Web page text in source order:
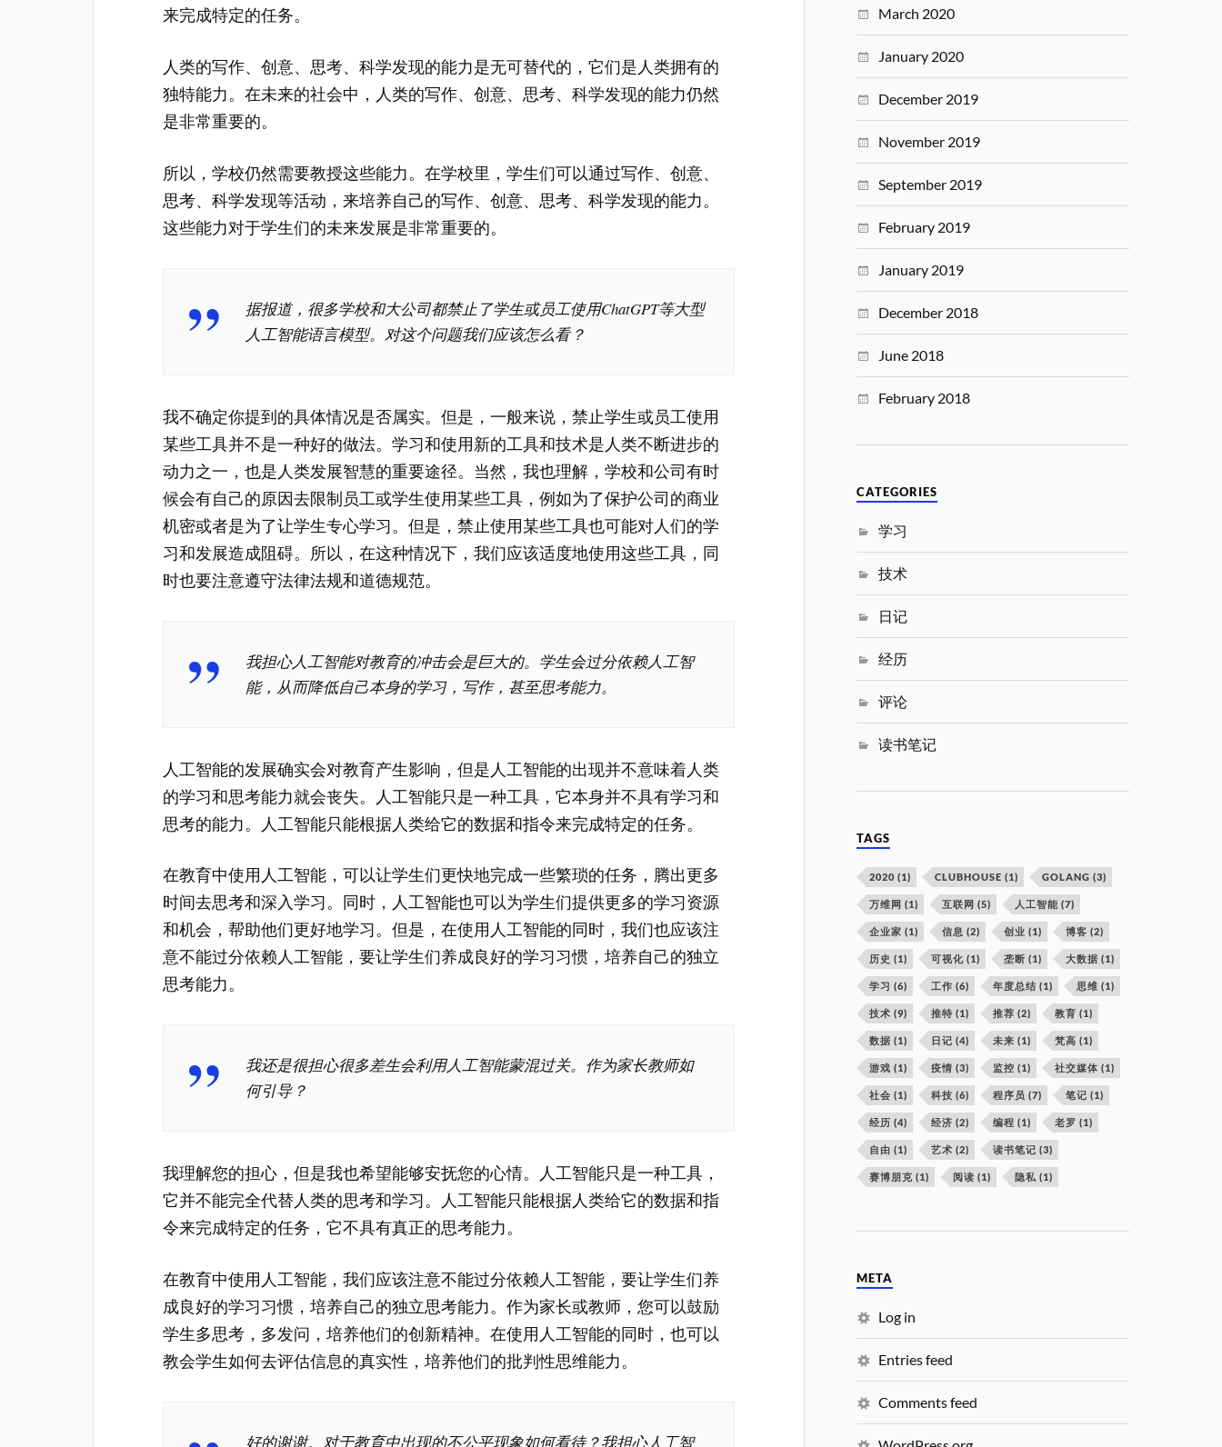
来完成特定的任务。
人类的写作、创意、思考、科学发现的能力是无可替代的，它们是人类拥有的
独特能力。在未来的社会中，人类的写作、创意、思考、科学发现的能力仍然
是非常重要的。
所以，学校仍然需要教授这些能力。在学校里，学生们可以通过写作、创意、
思考、科学发现等活动，来培养自己的写作、创意、思考、科学发现的能力。
这些能力对于学生们的未来发展是非常重要的。
据报道，很多学校和大公司都禁止了学生或员工使用ChatGPT等大型
人工智能语言模型。对这个问题我们应该怎么看？
我不确定你提到的具体情况是否属实。但是，一般来说，禁止学生或员工使用
某些工具并不是一种好的做法。学习和使用新的工具和技术是人类不断进步的
动力之一，也是人类发展智慧的重要途径。当然，我也理解，学校和公司有时
候会有自己的原因去限制员工或学生使用某些工具，例如为了保护公司的商业
机密或者是为了让学生专心学习。但是，禁止使用某些工具也可能对人们的学
习和发展造成阻碍。所以，在这种情况下，我们应该适度地使用这些工具，同
时也要注意遵守法律法规和道德规范。
我担心人工智能对教育的冲击会是巨大的。学生会过分依赖人工智
能，从而降低自己本身的学习，写作，甚至思考能力。
人工智能的发展确实会对教育产生影响，但是人工智能的出现并不意味着人类
的学习和思考能力就会丧失。人工智能只是一种工具，它本身并不具有学习和
思考的能力。人工智能只能根据人类给它的数据和指令来完成特定的任务。
在教育中使用人工智能，可以让学生们更快地完成一些繁琐的任务，腾出更多
时间去思考和深入学习。同时，人工智能也可以为学生们提供更多的学习资源
和机会，帮助他们更好地学习。但是，在使用人工智能的同时，我们也应该注
意不能过分依赖人工智能，要让学生们养成良好的学习习惯，培养自己的独立
思考能力。
我还是很担心很多差生会利用人工智能蒙混过关。作为家长教师如
何引导？
我理解您的担心，但是我也希望能够安抚您的心情。人工智能只是一种工具，
它并不能完全代替人类的思考和学习。人工智能只能根据人类给它的数据和指
令来完成特定的任务，它不具有真正的思考能力。
在教育中使用人工智能，我们应该注意不能过分依赖人工智能，要让学生们养
成良好的学习习惯，培养自己的独立思考能力。作为家长或教师，您可以鼓励
学生多思考，多发问，培养他们的创新精神。在使用人工智能的同时，也可以
教会学生如何去评估信息的真实性，培养他们的批判性思维能力。
好的谢谢。对于教育中出现的不公平现象如何看待？我担心人工智
March 2020
January 2020
December 2019
November 2019
September 2019
February 2019
January 2019
December 2018
June 2018
February 2018
CATEGORIES
学习
技术
日记
经历
评论
读书笔记
TAGS
2020 (1) CLUBHOUSE (1) GOLANG (3)
万维网 (1) 互联网 (5) 人工智能 (7)
企业家 (1) 信息 (2) 创业 (1) 博客 (2)
历史 (1) 可视化 (1) 垄断 (1) 大数据 (1)
学习 (6) 工作 (6) 年度总结 (1) 思维 (1)
技术 (9) 推特 (1) 推荐 (2) 教育 (1)
数据 (1) 日记 (4) 未来 (1) 梵高 (1)
游戏 (1) 疫情 (3) 监控 (1) 社交媒体 (1)
社会 (1) 科技 (6) 程序员 (7) 笔记 (1)
经历 (4) 经济 (2) 编程 (1) 老罗 (1)
自由 (1) 艺术 (2) 读书笔记 (3)
赛博朋克 (1) 阅读 (1) 隐私 (1)
META
Log in
Entries feed
Comments feed